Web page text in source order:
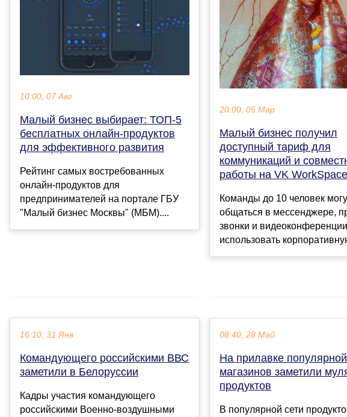
10:00, 07 Авг
Малый бизнес выбирает: ТОП-5
бесплатных онлайн-продуктов
для эффективного развития
Рейтинг самых востребованных
онлайн-продуктов для
предпринимателей на портале ГБУ
"Малый бизнес Москвы" (МБМ)....
20:00, 05 Мар
Малый бизнес получил
доступный тариф для
коммуникаций и
работы на VK WorkSpace
Команды до 10 человек
общаться в мессенджере,
звонки и
использовать
16:10, 31 Янв
Командующего российскими ВВС
заметили в Белоруссии
Кадры участия командующего
российскими Военно-воздушными
08:40, 28 Май
На прилавке популярной
магазинов заметили
продуктов
В популярной сети